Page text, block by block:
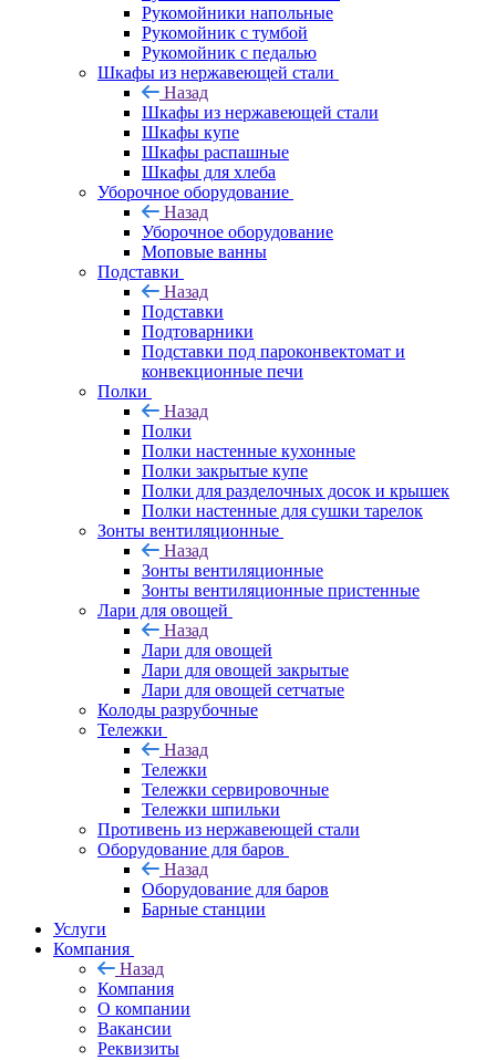
Рукомойники напольные
Рукомойник с тумбой
Рукомойник с педалью
Шкафы из нержавеющей стали
Назад
Шкафы из нержавеющей стали
Шкафы купе
Шкафы распашные
Шкафы для хлеба
Уборочное оборудование
Назад
Уборочное оборудование
Моповые ванны
Подставки
Назад
Подставки
Подтоварники
Подставки под пароконвектомат и
конвекционные печи
Полки
Назад
Полки
Полки настенные кухонные
Полки закрытые купе
Полки для разделочных досок и крышек
Полки настенные для сушки тарелок
Зонты вентиляционные
Назад
Зонты вентиляционные
Зонты вентиляционные пристенные
Лари для овощей
Назад
Лари для овощей
Лари для овощей закрытые
Лари для овощей сетчатые
Колоды разрубочные
Тележки
Назад
Тележки
Тележки сервировочные
Тележки шпильки
Противень из нержавеющей стали
Оборудование для баров
Назад
Оборудование для баров
Барные станции
Услуги
Компания
Назад
Компания
О компании
Вакансии
Реквизиты